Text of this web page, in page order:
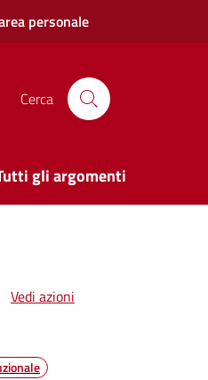
personale
Cerca
gli argomenti
Vedi azioni